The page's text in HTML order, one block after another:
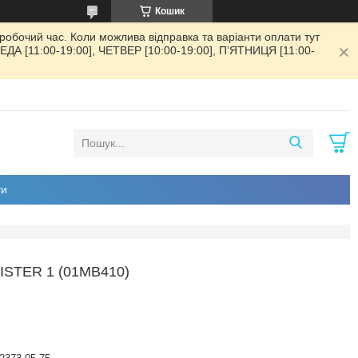
Кошик
час. Коли можлива відправка та варіанти оплати тут
[11:00-19:00], ЧЕТВЕР [10:00-19:00], ПʼЯТНИЦЯ [11:00-
1 (01MB410)